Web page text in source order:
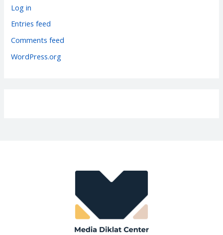
r
i
Log in
Entries feed
Comments feed
WordPress.org